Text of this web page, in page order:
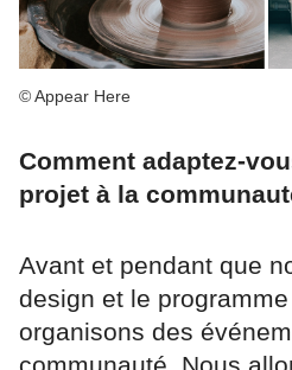
© Appear Here
Comment adaptez-
projet à la
Avant et pendant que
design et le
organisons des